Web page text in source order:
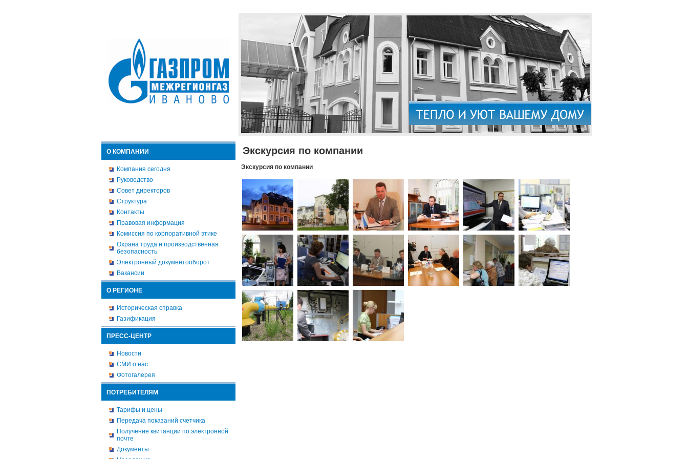
О КОМПАНИИ
Компания сегодня
Руководство
Совет директоров
Структура
Контакты
Правовая информация
Комиссия по корпоративной этике
Охрана труда и производственная
безопасность
Электронный документооборот
Вакансии
О РЕГИОНЕ
Историческая справка
Газификация
ПРЕСС-ЦЕНТР
Новости
СМИ о нас
Фотогалерея
ПОТРЕБИТЕЛЯМ
Тарифы и цены
Передача показаний счетчика
Получение квитанции по электронной
почте
Документы
Экскурсия по компании
Экскурсия по компании